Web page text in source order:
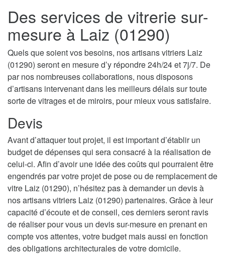
Des services de vitrerie sur-
mesure à Laiz (01290)
Quels que soient vos besoins, nos artisans vitriers Laiz
(01290) seront en mesure d’y répondre 24h/24 et 7j/7. De
par nos nombreuses collaborations, nous disposons
d’artisans intervenant dans les meilleurs délais sur toute
sorte de vitrages et de miroirs, pour mieux vous satisfaire.
Devis
Avant d’attaquer tout projet, il est important d’établir un
budget de dépenses qui sera consacré à la réalisation de
celui-ci. Afin d’avoir une idée des coûts qui pourraient être
engendrés par votre projet de pose ou de remplacement de
vitre Laiz (01290), n’hésitez pas à demander un devis à
nos artisans vitriers Laiz (01290) partenaires. Grâce à leur
capacité d’écoute et de conseil, ces derniers seront ravis
de réaliser pour vous un devis sur-mesure en prenant en
compte vos attentes, votre budget mais aussi en fonction
des obligations architecturales de votre domicile.